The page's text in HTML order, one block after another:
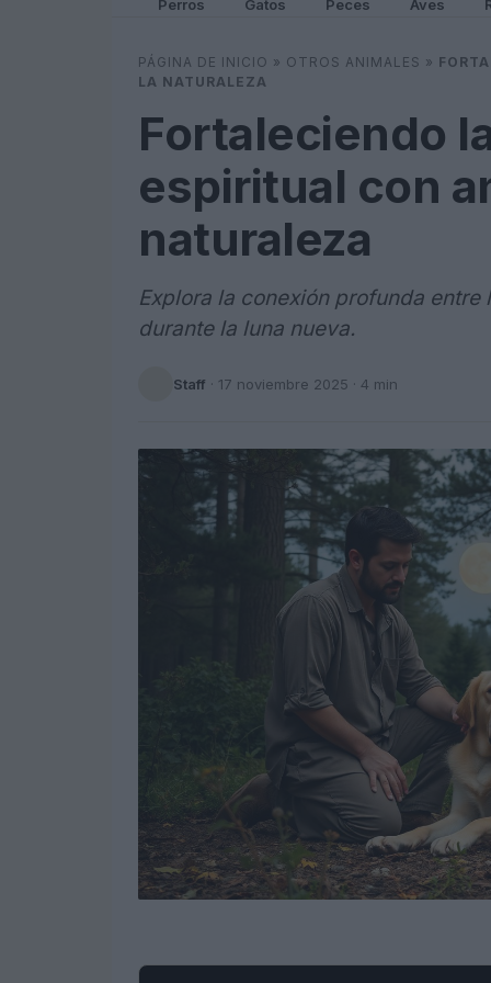
Perros Gatos Peces Aves
PÁGINA DE INICIO » OTROS ANIMALES »
LA NATURALEZA
Fortaleciendo
espiritual con
naturaleza
Explora la conexión profunda
durante la luna nueva.
Staff · 17 noviembre 2025 · 4 min